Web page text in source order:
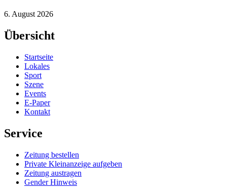
6. August 2026
Übersicht
Startseite
Lokales
Sport
Szene
Events
E-Paper
Kontakt
Service
Zeitung bestellen
Private Kleinanzeige aufgeben
Zeitung austragen
Gender Hinweis